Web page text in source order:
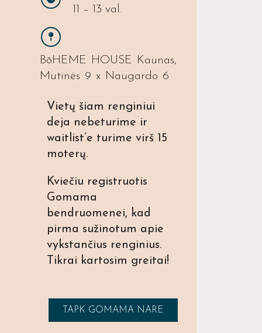
11 – 13 val.
BōHEME HOUSE Kaunas,
Mutinės 9 x Naugardo 6
Vietų šiam renginiui
deja nebeturime ir
waitlist’e turime virš 15
moterų.
Kviečiu registruotis
Gomama
bendruomenei, kad
pirma sužinotum apie
vykstančius renginius.
Tikrai kartosim greitai!
TAPK GOMAMA NARE